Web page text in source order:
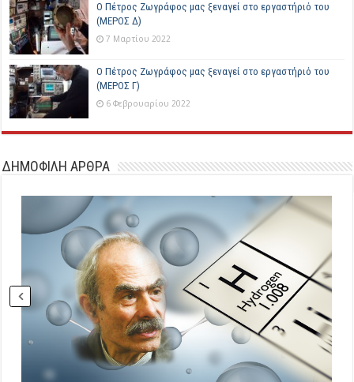
Ο Πέτρος Ζωγράφος μας ξεναγεί στο εργαστήριό του
(ΜΕΡΟΣ Δ)
7 Μαρτίου 2022
Ο Πέτρος Ζωγράφος μας ξεναγεί στο εργαστήριό του
(ΜΕΡΟΣ Γ)
6 Φεβρουαρίου 2022
ΔΗΜΟΦΙΛΗ ΑΡΘΡΑ